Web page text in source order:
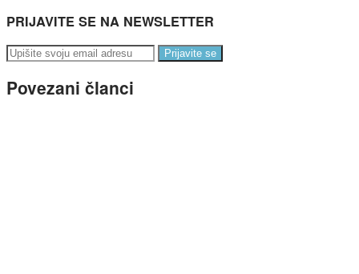
PRIJAVITE SE NA NEWSLETTER
Prijavite se
Povezani članci